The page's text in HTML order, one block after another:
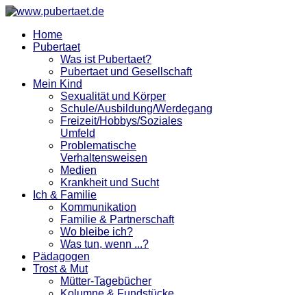
Home
Pubertaet
Was ist Pubertaet?
Pubertaet und Gesellschaft
Mein Kind
Sexualität und Körper
Schule/Ausbildung/Werdegang
Freizeit/Hobbys/Soziales
Umfeld
Problematische
Verhaltensweisen
Medien
Krankheit und Sucht
Ich & Familie
Kommunikation
Familie & Partnerschaft
Wo bleibe ich?
Was tun, wenn ...?
Pädagogen
Trost & Mut
Mütter-Tagebücher